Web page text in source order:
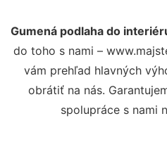
Gumená podlaha do
do toho s nami –
vám prehľad hlavných
obrátiť na nás.
spolupráce s nami